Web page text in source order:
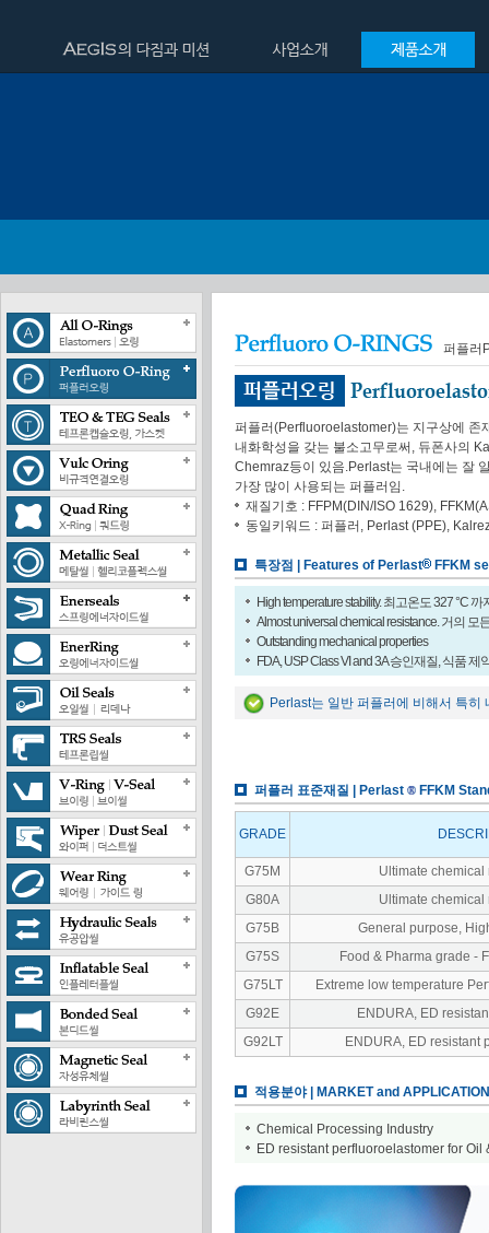
퍼플러
퍼플러(Perfluoroelastomer)는 지구상에 존
내화학성을 갖는 불소고무로써, 듀폰사의
Chemraz등이 있음.Perlast는 국내에는 잘
가장 많이 사용되는 퍼플러임.
재질기호 : FFPM(DIN/ISO 1629),
동일키워드 : 퍼플러, Perlast (PPE),
특장점 | Features of Perlast FFKM
High temperature stability. 최고온도 327 °C 까
Almost universal chemical resistance. 거의
Outstanding mechanical properties
FDA, USP Class VI and 3A 승인재질, 식품 제
Perlast는 일반 퍼플러에 비해서 특
퍼플러 표준재질 | Perlast FFKM
GRADE
G75M
Ultimate
G80A
Ultimate
G75B
General purpose,
G75S
Food & Pharma grade -
G75LT
Extreme low temperature
G92E
ENDURA, ED
G92LT
ENDURA, ED resistant
적용분야 | MARKET and
Chemical Processing Industry
ED resistant perfluoroelastomer for Oil